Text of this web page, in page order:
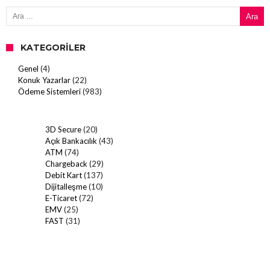
Arama:
KATEGORILER
Genel (4)
Konuk Yazarlar(22)
Ödeme Sistemleri(983)
3D Secure(20)
Açık Bankacılık(43)
ATM (74)
Chargeback(29)
Debit Kart(137)
Dijitalleşme(10)
E-Ticaret(72)
EMV(25)
FAST (31)